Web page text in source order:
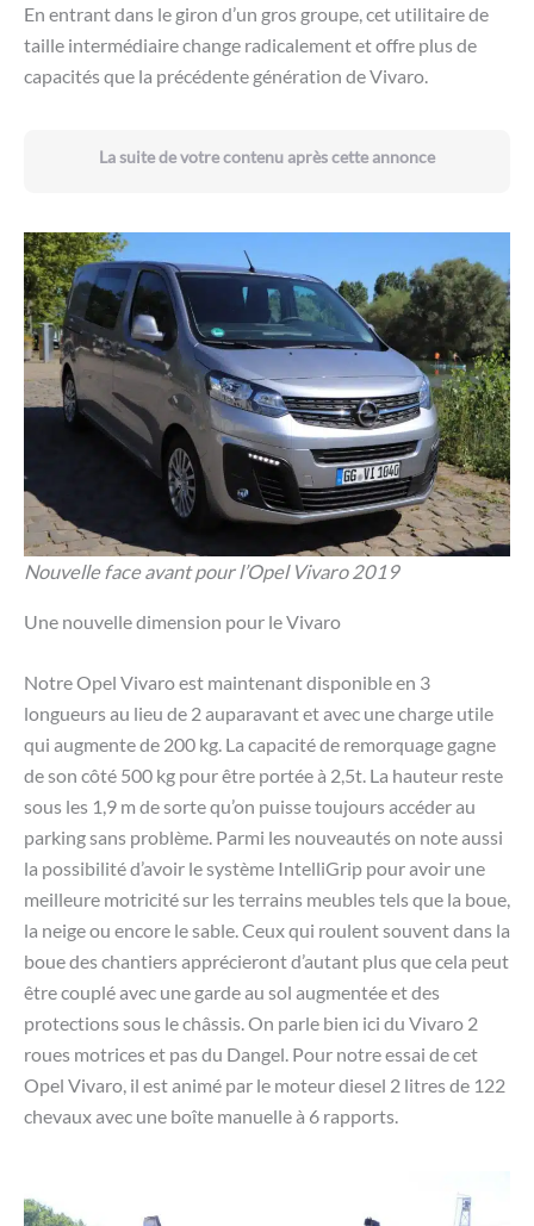
En entrant dans le giron d’un gros groupe, cet utilitaire de
taille intermédiaire change radicalement et offre plus de
capacités que la précédente génération de Vivaro.
La suite de votre contenu après cette annonce
Nouvelle face avant pour l’Opel Vivaro 2019
Une nouvelle dimension pour le Vivaro
Notre Opel Vivaro est maintenant disponible en 3
longueurs au lieu de 2 auparavant et avec une charge utile
qui augmente de 200 kg. La capacité de remorquage gagne
de son côté 500 kg pour être portée à 2,5t. La hauteur reste
sous les 1,9 m de sorte qu’on puisse toujours accéder au
parking sans problème. Parmi les nouveautés on note aussi
la possibilité d’avoir le système IntelliGrip pour avoir une
meilleure motricité sur les terrains meubles tels que la boue,
la neige ou encore le sable. Ceux qui roulent souvent dans la
boue des chantiers apprécieront d’autant plus que cela peut
être couplé avec une garde au sol augmentée et des
protections sous le châssis. On parle bien ici du Vivaro 2
roues motrices et pas du Dangel. Pour notre essai de cet
Opel Vivaro, il est animé par le moteur diesel 2 litres de 122
chevaux avec une boîte manuelle à 6 rapports.